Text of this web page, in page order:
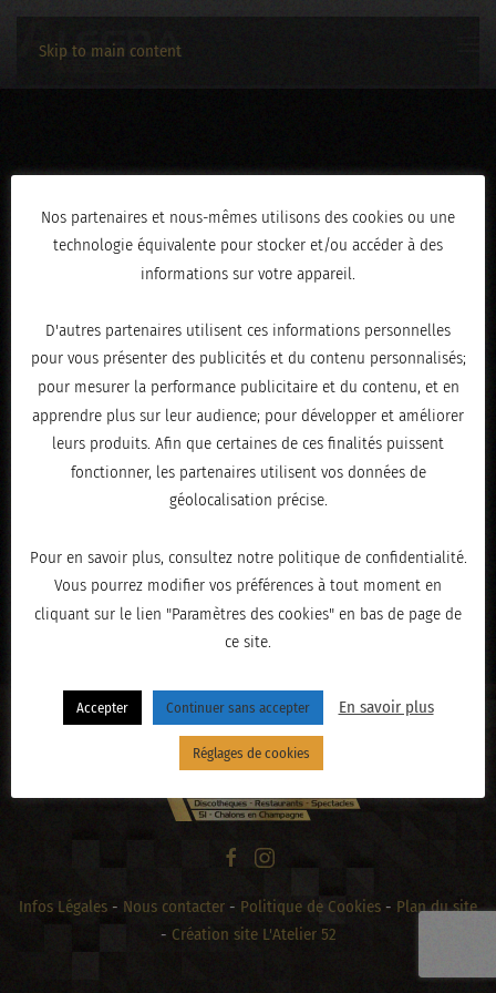
Skip to main content
IMG_2049
ÉCRIT LEAVRIL 30, 2026 .
« PRÉCÉDENT
Infos Légales - Nous contacter - Politique de Cookies - Plan du site
- Création site L'Atelier 52
Nos partenaires et nous-mêmes utilisons des cookies ou une
technologie équivalente pour stocker et/ou accéder à des
informations sur votre appareil.
D'autres partenaires utilisent ces informations personnelles
pour vous présenter des publicités et du contenu personnalisés;
pour mesurer la performance publicitaire et du contenu, et en
apprendre plus sur leur audience; pour développer et améliorer
leurs produits. Afin que certaines de ces finalités puissent
fonctionner, les partenaires utilisent vos données de
géolocalisation précise.
Pour en savoir plus, consultez notre politique de confidentialité.
Vous pourrez modifier vos préférences à tout moment en
cliquant sur le lien "Paramètres des cookies" en bas de page de
ce site.
Accepter Continuer sans accepter En savoir plus
Réglages de cookies